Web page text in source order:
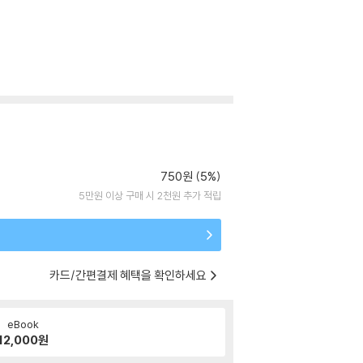
750원 (5%)
5만원 이상 구매 시 2천원 추가 적립
카드/간편결제 혜택을 확인하세요
eBook
원